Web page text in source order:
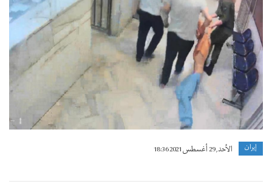
إيران الأحد, 29 أغسطس 2021 18:36